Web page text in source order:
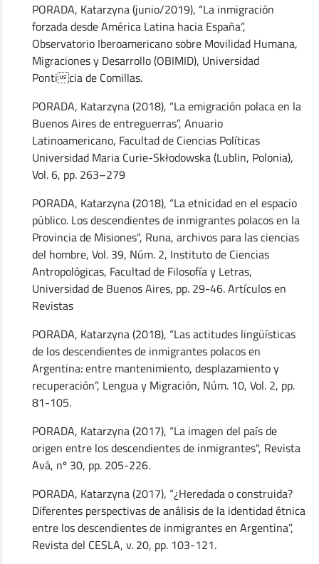
PORADA, Katarzyna (junio/2019), “La inmigración
forzada desde América Latina hacia España”,
Observatorio Iberoamericano sobre Movilidad Humana,
Migraciones y Desarrollo (OBIMID), Universidad
Ponticia de Comillas.
PORADA, Katarzyna (2018), “La emigración polaca en la
Buenos Aires de entreguerras”, Anuario
Latinoamericano, Facultad de Ciencias Políticas
Universidad Maria Curie-Skłodowska (Lublin, Polonia),
Vol. 6, pp. 263–279
PORADA, Katarzyna (2018), “La etnicidad en el espacio
público. Los descendientes de inmigrantes polacos en la
Provincia de Misiones", Runa, archivos para las ciencias
del hombre, Vol. 39, Núm. 2, Instituto de Ciencias
Antropológicas, Facultad de Filosofía y Letras,
Universidad de Buenos Aires, pp. 29-46. Artículos en
Revistas
PORADA, Katarzyna (2018), “Las actitudes lingüísticas
de los descendientes de inmigrantes polacos en
Argentina: entre mantenimiento, desplazamiento y
recuperación”, Lengua y Migración, Núm. 10, Vol. 2, pp.
81-105.
PORADA, Katarzyna (2017), “La imagen del país de
origen entre los descendientes de inmigrantes", Revista
Avá, nº 30, pp. 205-226.
PORADA, Katarzyna (2017), “¿Heredada o construida?
Diferentes perspectivas de análisis de la identidad étnica
entre los descendientes de inmigrantes en Argentina”,
Revista del CESLA, v. 20, pp. 103-121.